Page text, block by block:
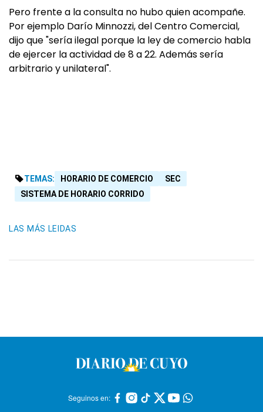
Pero frente a la consulta no hubo quien acompañe.
Por ejemplo Darío Minnozzi, del Centro Comercial,
dijo que "sería ilegal porque la ley de comercio habla
de ejercer la actividad de 8 a 22. Además sería
arbitrario y unilateral".
TEMAS: HORARIO DE COMERCIO
SEC
SISTEMA DE HORARIO CORRIDO
LAS MÁS LEIDAS
Seguinos en: